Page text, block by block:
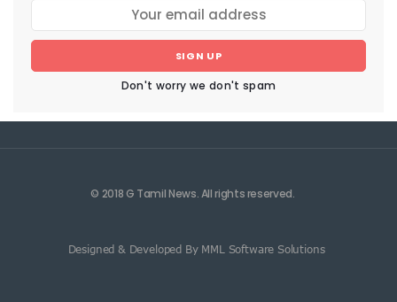
SIGN UP
Don't worry we don't spam
© 2018 G Tamil News. All rights reserved.
Designed & Developed By MML Software Solutions